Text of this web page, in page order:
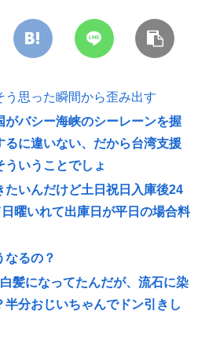
う思った瞬間から歪み出す
がバシー海峡のシーレーンを握
るに違いない、だから台湾支援
ういうことでしょ
たいんだけど土日祝日入庫後24
曜いれて出庫日が平日の場合料
なるの？
髪になってたんだが、流石に染
半分おじいちゃんでドン引きし